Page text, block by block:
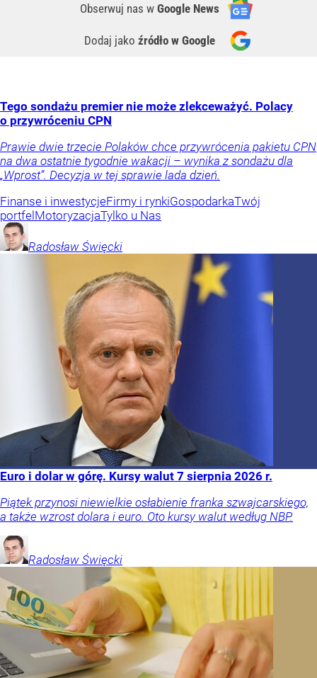
Obserwuj nas w Google News
Dodaj jako źródło w Google
Tego sondażu premier nie może zlekceważyć. Polacy
o przywróceniu CPN
Prawie dwie trzecie Polaków chce przywrócenia pakietu CPN
na dwa ostatnie tygodnie wakacji – wynika z sondażu dla
„Wprost”. Decyzja w tej sprawie lada dzień.
Finanse i inwestycjeFirmy i rynkiGospodarkaTwój
portfel MotoryzacjaTylko u Nas
Radosław Święcki
Euro i dolar w górę. Kursy walut 7 sierpnia 2026 r.
Piątek przynosi niewielkie osłabienie franka szwajcarskiego,
a także wzrost dolara i euro. Oto kursy walut według NBP.
Radosław Święcki